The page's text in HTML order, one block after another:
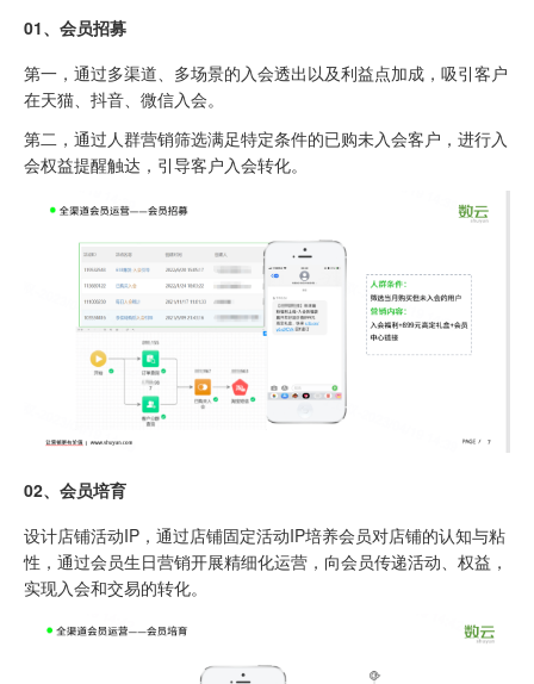
01、 会员招募
第一，通过多渠道、多场景的入会透出以及利益点加成，吸引客户
在天猫、抖音、微信入会。
第二，通过人群营销筛选满足特定条件的已购未入会客户，进行入
会权益提醒触达，引导客户入会转化。
02、 会员培育
设计店铺活动IP，通过店铺固定活动IP培养会员对店铺的认知与粘
性，通过会员生日营销开展精细化运营，向会员传递活动、权益，
实现入会和交易的转化。